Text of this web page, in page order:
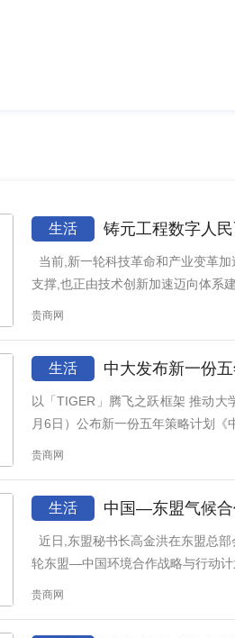
生活 铸元工程数字人
支撑,也正由技术创新加速迈向体系
贵商网
生活 中大发布新一份
以「TIGER」腾飞之跃框架 推动大学迈向学术与全球影响力新高峰 香港 –
月6日）公布新一份五年策略计划
贵商网
生活 中国—东盟气候合
轮东盟—中国环境合作战略与行动
贵商网